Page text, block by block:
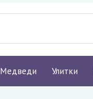
Медведи Улитки